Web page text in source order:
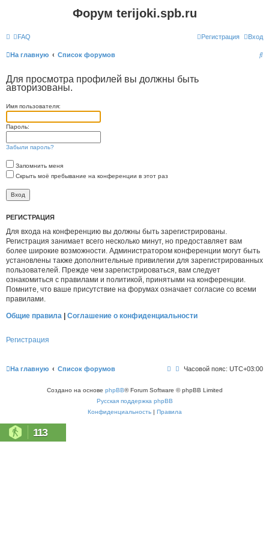
Форум terijoki.spb.ru
FAQ Вход
Регистрация
На главную Список форумов
П
Для просмотра профилей вы должны быть
авторизованы.
Имя пользователя:
Пароль:
Забыли пароль?
Запомнить меня
Скрыть моё пребывание на конференции в этот раз
РЕГИСТРАЦИЯ
Для входа на конференцию вы должны быть зарегистрированы.
Регистрация занимает всего несколько минут, но предоставляет вам
более широкие возможности. Администратором конференции могут быть
установлены также дополнительные привилегии для зарегистрированных
пользователей. Прежде чем зарегистрироваться, вам следует
ознакомиться с правилами и политикой, принятыми на конференции.
Помните, что ваше присутствие на форумах означает согласие со всеми
правилами.
Общие правила | Соглашение о конфиденциальности
Регистрация
На главную Список форумов Часовой пояс: UTC+03:00
Создано на основе phpBB® Forum Software © phpBB Limited
Русская поддержка phpBB
Конфиденциальность| Правила
113